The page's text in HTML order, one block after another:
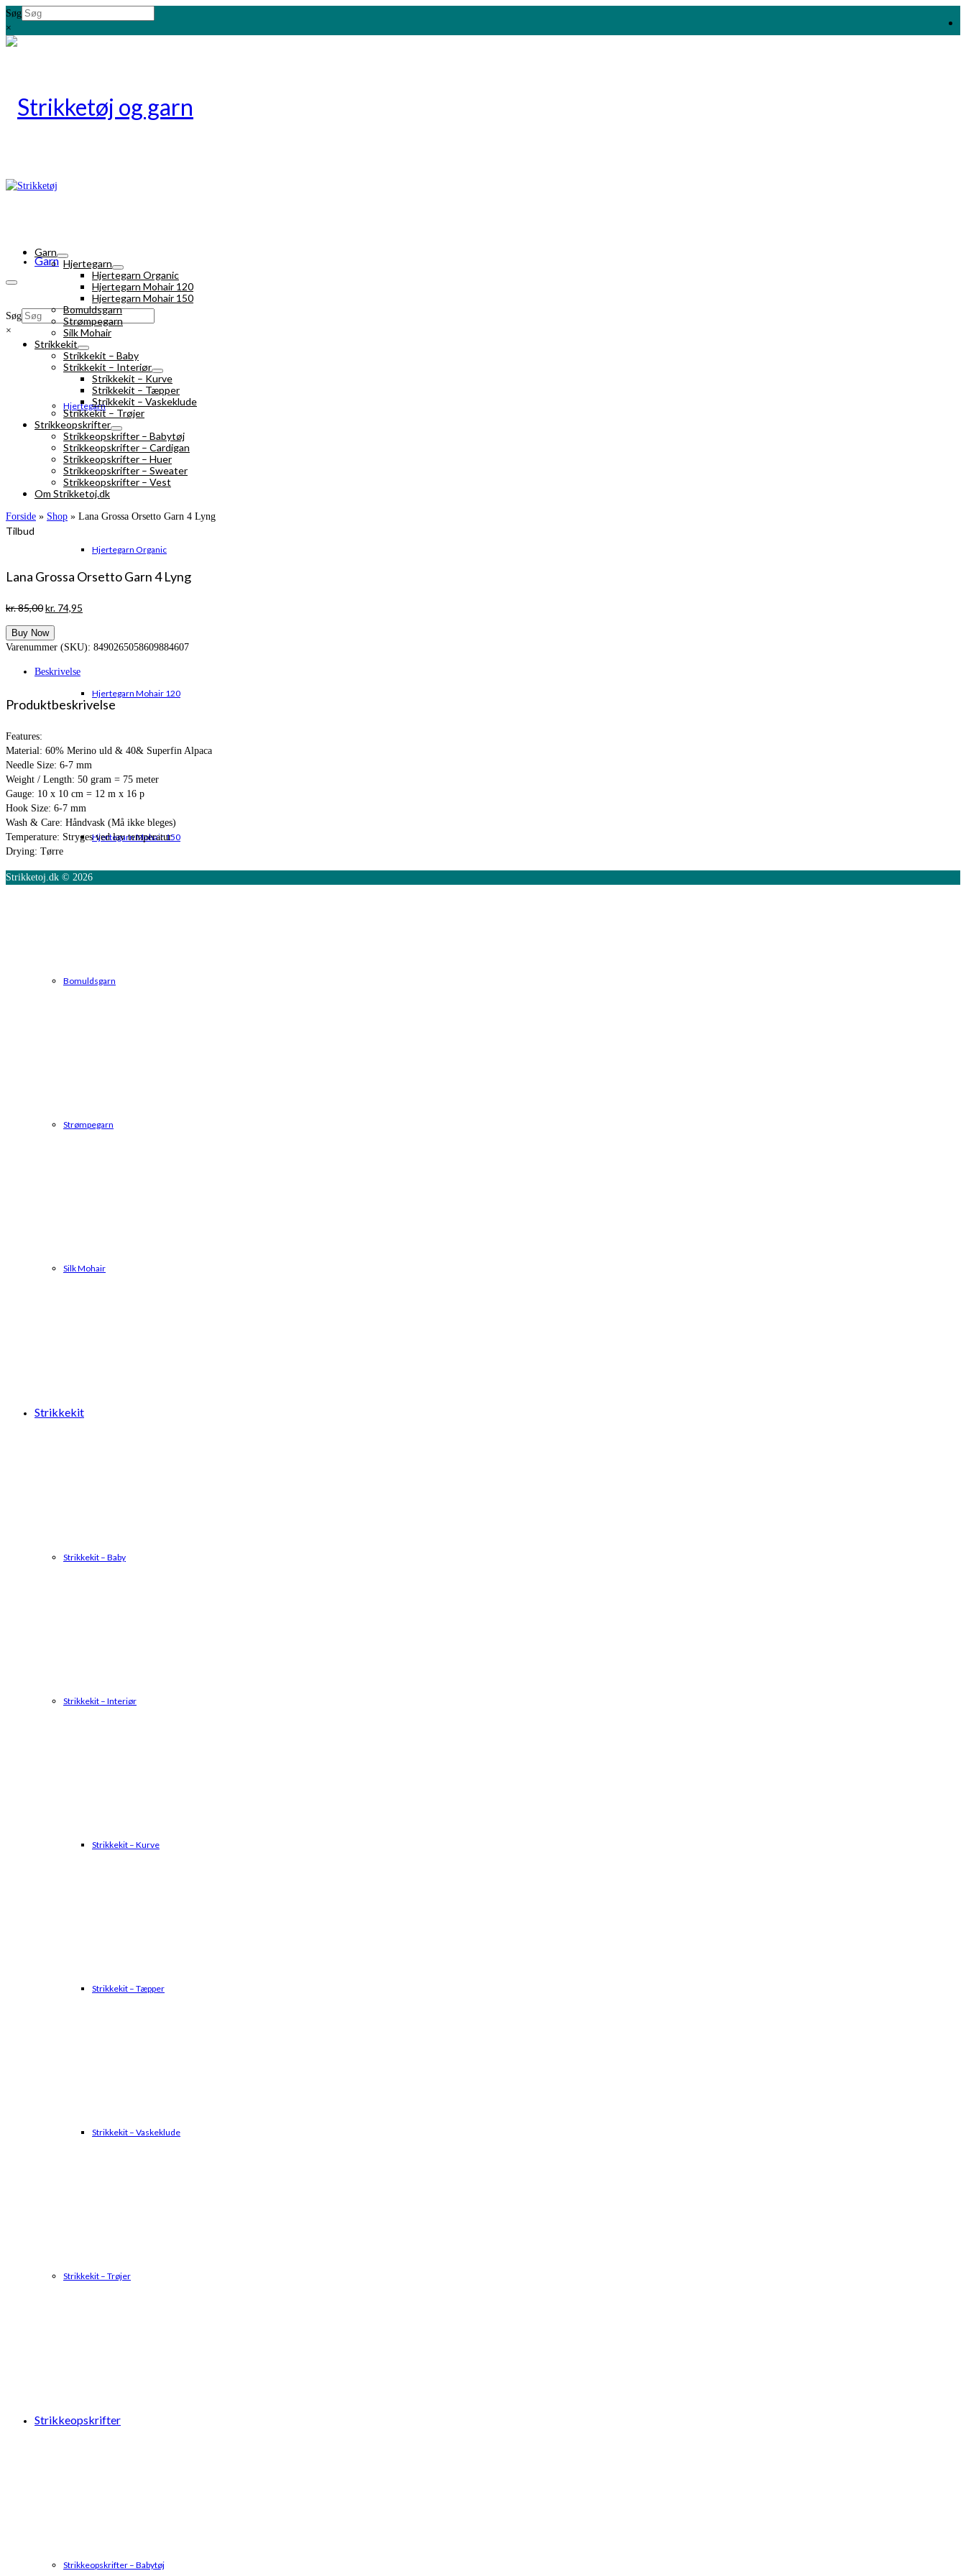
Søg
×
Garn
Hjertegarn
Hjertegarn Organic
Hjertegarn Mohair 120
Hjertegarn Mohair 150
Bomuldsgarn
Strømpegarn
Silk Mohair
Strikkekit
Strikkekit – Baby
Strikkekit – Interiør
Strikkekit – Kurve
Strikkekit – Tæpper
Strikkekit – Vaskeklude
Strikkekit – Trøjer
Strikkeopskrifter
Strikkeopskrifter – Babytøj
Søg
×
Garn
Hjertegarn
Hjertegarn Organic
Hjertegarn Mohair 120
Hjertegarn Mohair 150
Bomuldsgarn
Strømpegarn
Silk Mohair
Strikkekit
Strikkekit – Baby
Strikkekit – Interiør
Strikkekit – Kurve
Strikkekit – Tæpper
Strikkekit – Vaskeklude
Strikkekit – Trøjer
Strikkeopskrifter
Strikkeopskrifter – Babytøj
Strikkeopskrifter – Cardigan
Strikkeopskrifter – Huer
Strikkeopskrifter – Sweater
Strikkeopskrifter – Vest
Om Strikketoj.dk
Forside » Shop » Lana Grossa Orsetto Garn 4 Lyng
Tilbud
Lana Grossa Orsetto Garn 4 Lyng
kr.85,00Den
pris
var:
kr. 74,95
er:
Buy Now
Varenummer (SKU): 8490265058609884607
Beskrivelse
Produktbeskrivelse
Features:
Material: 60% Merino uld & 40& Superfin Alpaca
Needle Size: 6-7 mm
Weight / Length: 50 gram = 75 meter
Gauge: 10 x 10 cm = 12 m x 16 p
Hook Size: 6-7 mm
Wash & Care: Håndvask (Må ikke bleges)
Temperature: Stryges ved lav temperatur
Drying: Tørre
Strikketoj.dk © 2026